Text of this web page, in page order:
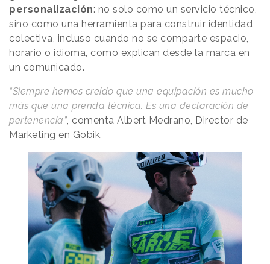
personalización: no solo como un servicio técnico,
sino como una herramienta para construir identidad
colectiva, incluso cuando no se comparte espacio,
horario o idioma, como explican desde la marca en
un comunicado.
“Siempre hemos creído que una equipación es mucho
más que una prenda técnica. Es una declaración de
pertenencia”, comenta Albert Medrano, Director de
Marketing en Gobik.